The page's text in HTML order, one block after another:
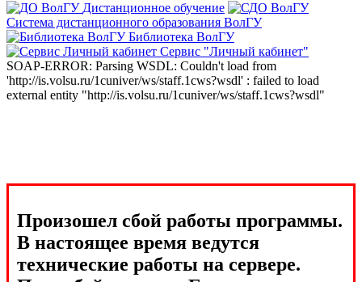
Дистанционное обучение
Система дистанционного образования ВолГУ
Библиотека ВолГУ
Сервис "Личный кабинет"
SOAP-ERROR: Parsing WSDL: Couldn't load from
'http://is.volsu.ru/1cuniver/ws/staff.1cws?wsdl' : failed to load
external entity "http://is.volsu.ru/1cuniver/ws/staff.1cws?wsdl"
Произошел сбой работы программы.
В настоящее время ведутся
технические работы на сервере.